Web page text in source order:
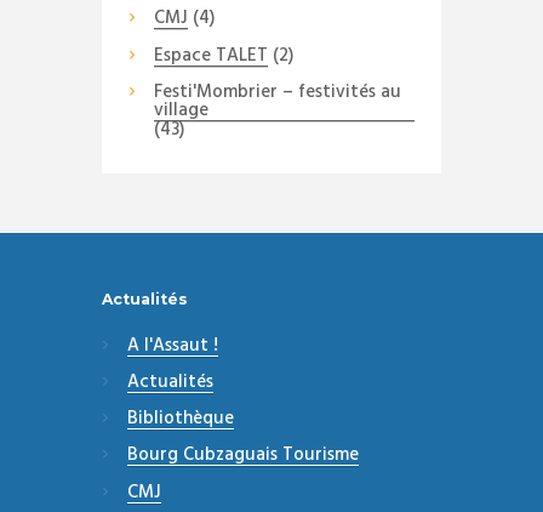
CMJ (4)
Espace TALET (2)
Festi'Mombrier – festivités au
village
(43)
Actualités
A l'Assaut !
Actualités
Bibliothèque
Bourg Cubzaguais Tourisme
CMJ